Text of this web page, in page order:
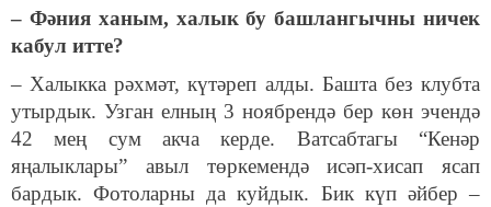
– Фәния ханым, халык бу башлангычны ничек
кабул итте?
– Халыкка рәхмәт, күтәреп алды. Башта без клубта
утырдык. Узган елның 3 ноябрендә бер көн эчендә
42 мең сум акча керде. Ватсабтагы “Кенәр
яңалыклары” авыл төркемендә исәп-хисап ясап
бардык. Фотоларны да куйдык. Бик күп әйбер –